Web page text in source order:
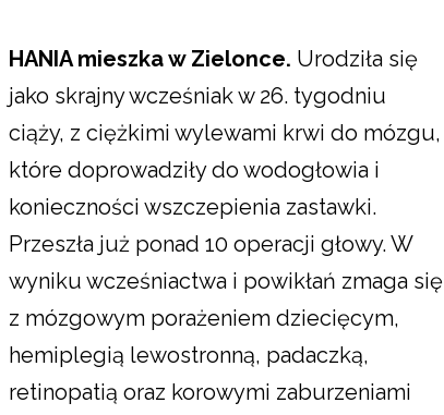
HANIA mieszka w Zielonce. Urodziła się
jako skrajny wcześniak w 26. tygodniu
ciąży, z ciężkimi wylewami krwi do mózgu,
które doprowadziły do wodogłowia i
konieczności wszczepienia zastawki.
Przeszła już ponad 10 operacji głowy. W
wyniku wcześniactwa i powikłań zmaga się
z mózgowym porażeniem dziecięcym,
hemiplegią lewostronną, padaczką,
retinopatią oraz korowymi zaburzeniami